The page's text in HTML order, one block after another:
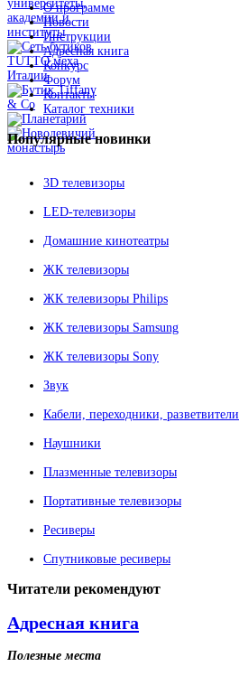
О программе
Новости
Инструкции
Адресная книга
Конкурс
Форум
Контакты
Каталог техники
Популярныеновинки
3D телевизоры
LED-телевизоры
Домашние кинотеатры
ЖК телевизоры
ЖК телевизоры Philips
ЖК телевизоры Samsung
ЖК телевизоры Sony
Звук
Кабели, переходники, разветвители
Наушники
Плазменные телевизоры
Портативные телевизоры
Ресиверы
Спутниковые ресиверы
Читатели рекомендуют
Адресная книга
Полезные места